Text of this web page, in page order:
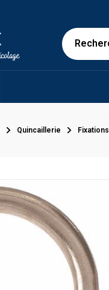
Quincaillerie Fixations